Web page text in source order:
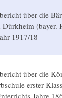
über die
Dürkheim (bayer.
1917/18
über die
erster